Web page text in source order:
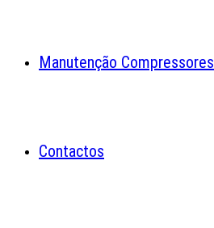
Manutenção Compressores
Contactos